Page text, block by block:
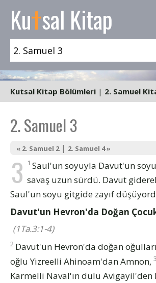
Kutsal Kitap
Kutsal Kitap Bölümleri | 2. Samuel
2. Samuel 3
« 2. Samuel 2| 2. Samuel 4 »
3 1 Saul'un soyuyla Davut'un
savaş uzun sürdü. Davut
Saul'un soyu gitgide zayıf
Davut'un Hevron'da Doğan
(1Ta.3:1-4)
2 Davut'un Hevron'da doğan
oğlu Yizreelli Ahinoam'dan Amnon, 3
Karmelli Naval'ın dulu Avigayil'den